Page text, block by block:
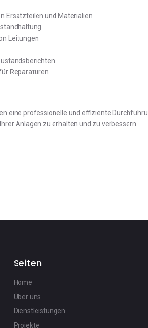
Ersatzteilen und Materialien
Leitungen
Reparaturen
eine professionelle und effiziente
Anlagen zu erhalten und zu verbessern.
Seiten
Home
Über uns
Dienstleistungen
Projekte